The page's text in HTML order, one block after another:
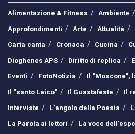
Alimentazione & Fitness
Ambiente
Approfondimenti
Arte Attualità
Carta canta
Cronaca Cucina
Dioghenes APS
Diritto di replica
Eventi
FotoNotizia
Il “Moscone”,
Il “santo Laico”
Il Guastafeste
Il
Interviste
L’angolo della Poesia
La Parola ai lettori
La voce